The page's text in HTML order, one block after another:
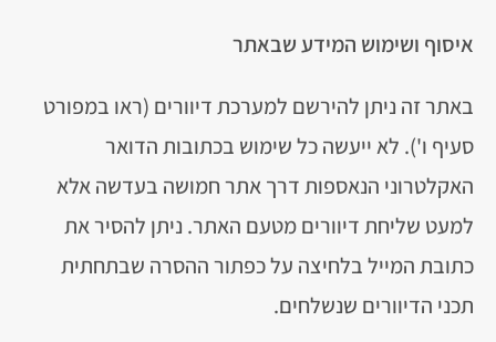
איסוף ושימוש המידע שבאתר
באתר זה ניתן להירשם למערכת דיוורים (ראו במפורט
סעיף ו'). לא ייעשה כל שימוש בכתובות הדואר
האקלטרוני הנאספות דרך אתר חמושה בעדשה אלא
למעט שליחת דיוורים מטעם האתר. ניתן להסיר את
כתובת המייל בלחיצה על כפתור ההסרה שבתחתית
תכני הדיוורים שנשלחים.